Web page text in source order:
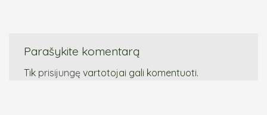
Parašykite komentarą
Tik prisijungę vartotojai gali komentuoti.